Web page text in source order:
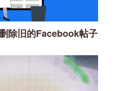
除旧的Facebook帖子